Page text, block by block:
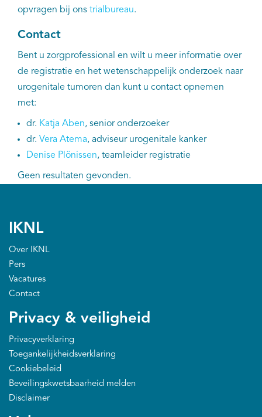
opvragen bij ons trialbureau.
Contact
Bent u zorgprofessional en wilt u meer informatie over
de registratie en het wetenschappelijk onderzoek naar
urogenitale tumoren dan kunt u contact opnemen
met:
dr. Katja Aben, senior onderzoeker
dr. Vera Atema, adviseur urogenitale kanker
Denise Plönissen, teamleider registratie
Geen resultaten gevonden.
IKNL
Over IKNL
Pers
Vacatures
Contact
Privacy & veiligheid
Privacyverklaring
Toegankelijkheidsverklaring
Cookiebeleid
Beveilingskwetsbaarheid melden
Disclaimer